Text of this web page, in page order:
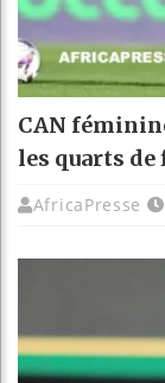
CAN
les quarts
AfricaPresse